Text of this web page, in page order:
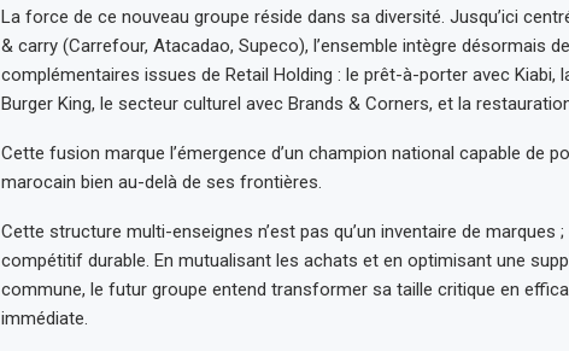
La force de ce nouveau groupe réside dans sa diversité. Jusqu’ici
& carry (Carrefour, Atacadao, Supeco), l’ensemble intègre désormais
complémentaires issues de Retail Holding : le prêt-à-porter avec Kiabi,
Burger King, le secteur culturel avec Brands & Corners, et la
Cette fusion marque l’émergence d’un champion national capable de
marocain bien au-delà de ses frontières.
Cette structure multi-enseignes n’est pas qu’un inventaire de marques ;
compétitif durable. En mutualisant les achats et en optimisant une
commune, le futur groupe entend transformer sa taille critique en
immédiate.